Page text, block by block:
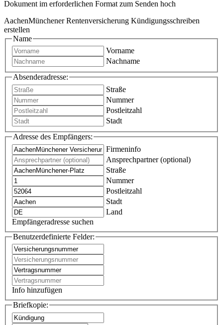
Dokument im erforderlichen Format zum Senden hoch
AachenMünchener Rentenversicherung Kündigungsschreiben
erstellen
Name
Vorname
Nachname
Absenderadresse:
Straße
Nummer
Postleitzahl
Stadt
Adresse des Empfängers:
Firmeninfo
Ansprechpartner (optional)
Straße
Nummer
Postleitzahl
Stadt
Land
Empfängeradresse suchen
Benutzerdefinierte Felder:
Info hinzufügen
Briefkopie: